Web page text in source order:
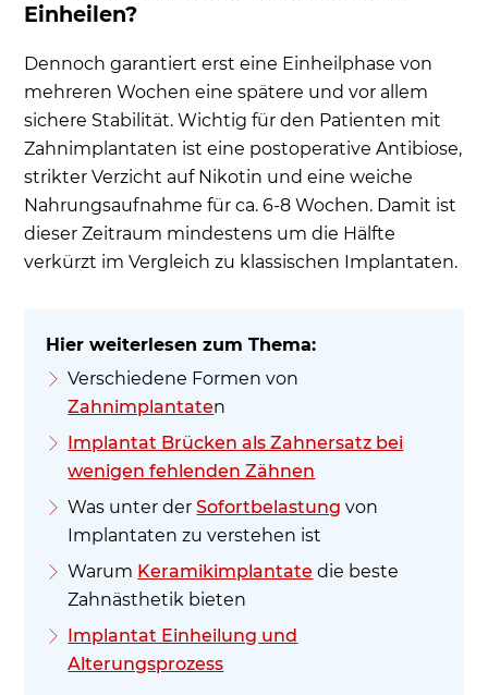
Einheilen?
Dennoch garantiert erst eine Einheilphase von
mehreren Wochen eine spätere und vor allem
sichere Stabilität. Wichtig für den Patienten mit
Zahnimplantaten ist eine postoperative Antibiose,
strikter Verzicht auf Nikotin und eine weiche
Nahrungsaufnahme für ca. 6-8 Wochen. Damit ist
dieser Zeitraum mindestens um die Hälfte
verkürzt im Vergleich zu klassischen Implantaten.
Verschiedene Formen von
Zahnimplantaten
Implantat Brücken als Zahnersatz bei
wenigen fehlenden Zähnen
Was unter derSofortbelastung von
Implantaten zu verstehen ist
Warum Keramikimplantate die beste
Zahnästhetik bieten
Implantat Einheilung und
Alterungsprozess